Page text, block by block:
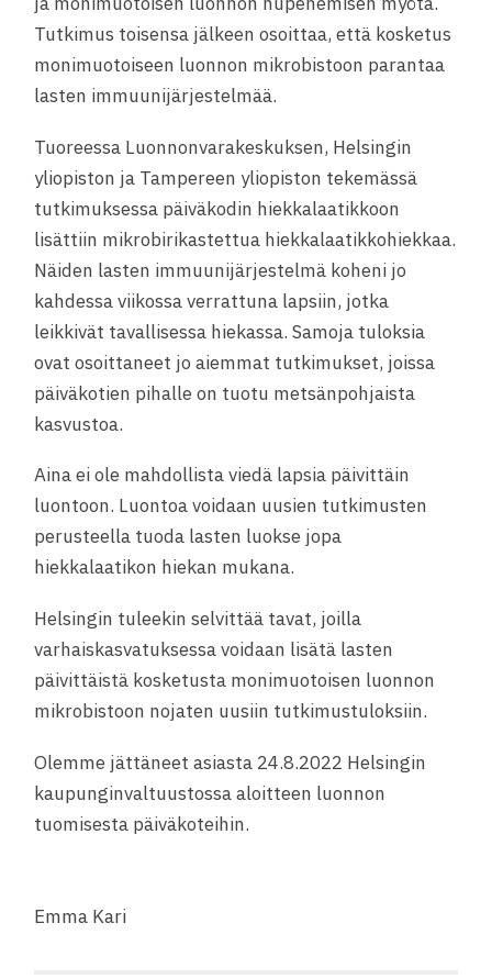
Tutkimus toisensa jälkeen osoittaa, että kosketus
monimuotoiseen luonnon mikrobistoon parantaa
lasten immuunijärjestelmää.
Tuoreessa Luonnonvarakeskuksen, Helsingin
yliopiston ja Tampereen yliopiston tekemässä
tutkimuksessa päiväkodin hiekkalaatikkoon
lisättiin mikrobirikastettua hiekkalaatikkohiekkaa.
Näiden lasten immuunijärjestelmä koheni jo
kahdessa viikossa verrattuna lapsiin, jotka
leikkivät tavallisessa hiekassa. Samoja tuloksia
ovat osoittaneet jo aiemmat tutkimukset, joissa
päiväkotien pihalle on tuotu metsänpohjaista
kasvustoa.
Aina ei ole mahdollista viedä lapsia päivittäin
luontoon. Luontoa voidaan uusien tutkimusten
perusteella tuoda lasten luokse jopa
hiekkalaatikon hiekan mukana.
Helsingin tuleekin selvittää tavat, joilla
varhaiskasvatuksessa voidaan lisätä lasten
päivittäistä kosketusta monimuotoisen luonnon
mikrobistoon nojaten uusiin tutkimustuloksiin.
Olemme jättäneet asiasta 24.8.2022 Helsingin
kaupunginvaltuustossa aloitteen luonnon
tuomisesta päiväkoteihin.
Emma Kari